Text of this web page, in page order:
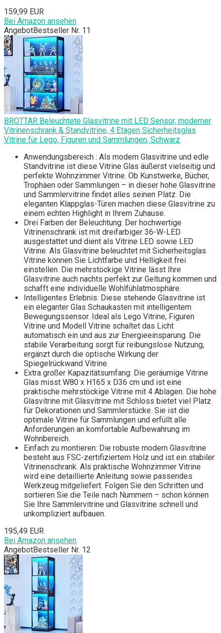
159,99 EUR
Bei Amazon ansehen
AngebotBestseller Nr. 11
BROTTAR Beleuchtete Glasvitrine mit LED Sensor, moderner
Vitrinenschrank & Standvitrine, 4 Etagen Sicherheitsglas
Vitrine für Lego, Figuren und Sammlungen, Schwarz
Anwendungsbereich : Als modern Glasvitrine und edle
Standvitrine ist diese Vitrine Glas äußerst vielseitig und
perfekte Wohnzimmer Vitrine. Ob Kunstwerke, Bücher,
Trophäen oder Sammlungen – in dieser hohe Glasvitrine
und Sammlervitrine findet alles seinen Platz. Die
eleganten Klappglas-Türen machen diese Glasvitrine zu
einem echten Highlight in Ihrem Zuhause.
Drei Farben der Beleuchtung: Der hochwertige
Vitrinenschrank ist mit dreifarbiger 36-W-LED
ausgestattet und dient als Vitrine LED sowie LED
Vitrine. Als Glasvitrine beleuchtet mit Sicherheitsglas
Vitrine können Sie Lichtfarbe und Helligkeit frei
einstellen. Die mehrstöckige Vitrine lässt Ihre
Glasvitrine auch nachts perfekt zur Geltung kommen und
schafft eine individuelle Wohlfühlatmosphäre.
Intelligentes Erlebnis: Diese stehende Glasvitrine ist
ein eleganter Glas Schaukasten mit intelligentem
Bewegungssensor. Ideal als Lego Vitrine, Figuren
Vitrine und Modell Vitrine schaltet das Licht
automatisch ein und aus zur Energieeinsparung. Die
stabile Verarbeitung sorgt für reibungslose Nutzung,
ergänzt durch die optische Wirkung der
Spiegelrückwand Vitrine.
Extra großer Kapazitätsumfang: Die geräumige Vitrine
Glas misst W80 x H165 x D36 cm und ist eine
praktische mehrstöckige Vitrine mit 4 Ablagen. Die hohe
Glasvitrine mit Glasvitrine mit Schloss bietet viel Platz
für Dekorationen und Sammlerstücke. Sie ist die
optimale Vitrine für Sammlungen und erfüllt alle
Anforderungen an komfortable Aufbewahrung im
Wohnbereich.
Einfach zu montieren: Die robuste modern Glasvitrine
besteht aus FSC-zertifiziertem Holz und ist ein stabiler
Vitrinenschrank. Als praktische Wohnzimmer Vitrine
wird eine detaillierte Anleitung sowie passendes
Werkzeug mitgeliefert. Folgen Sie den Schritten und
sortieren Sie die Teile nach Nummern – schon können
Sie Ihre Sammlervitrine und Glasvitrine schnell und
unkompliziert aufbauen.
195,49 EUR
Bei Amazon ansehen
AngebotBestseller Nr. 12